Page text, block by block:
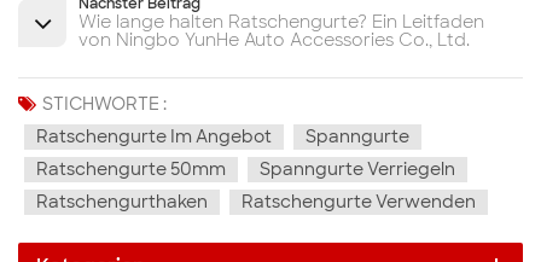
Wie lange halten Ratschengurte? Ein Leitfaden
von Ningbo YunHe Auto Accessories Co., Ltd.
STICHWORTE :
Ratschengurte Im Angebot
Spanngurte
Ratschengurte 50mm
Spanngurte Verriegeln
Ratschengurthaken
Ratschengurte Verwenden